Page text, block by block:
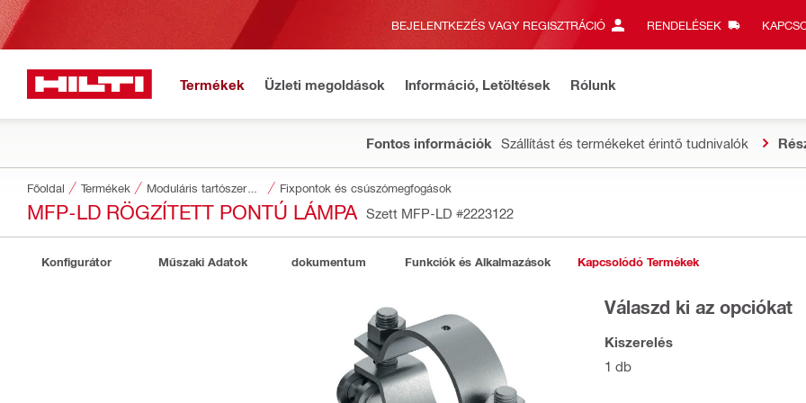
BEJELENTKEZÉS VAGY REGISZTRÁCIÓ RENDELÉSEK
Termékek Üzleti megoldások Információ, Letöltések Rólunk
Fontos információk Szállítást és termékeket érintő tudnivalók
Főoldal Termékek Moduláris tartószerkezetek Fixpontok és csúszómegfogások
MFP-LD RÖGZÍTETT PONTÚ LÁMPA Szett MFP-LD #2223122
Konfigurátor Műszaki Adatok dokumentum Funkciók és Alkalmazások Kapcsolódó Termékek
Válaszd ki az opciókat
Kiszerelés
1 db